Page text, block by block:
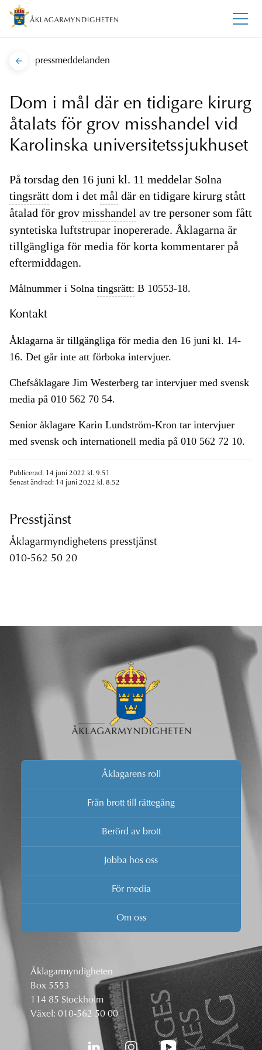
pressmeddelanden
Dom i mål där en tidigare kirurg
åtalats för grov misshandel vid
Karolinska universitetssjukhuset
På torsdag den 16 juni kl. 11 meddelar Solna
tingsrätt dom i det mål där en tidigare kirurg stått
åtalad för grov misshandel av tre personer som fått
syntetiska luftstrupar inopererade. Åklagarna är
tillgängliga för media för korta kommentarer på
eftermiddagen.
Målnummer i Solna tingsrätt: B 10553-18.
Kontakt
Åklagarna är tillgängliga för media den 16 juni kl. 14-
16. Det går inte att förboka intervjuer.
Chefsåklagare Jim Westerberg tar intervjuer med svensk
media på 010 562 70 54.
Senior åklagare Karin Lundström-Kron tar intervjuer
med svensk och internationell media på 010 562 72 10.
Publicerad: 14 juni 2022 kl. 9.51
Senast ändrad: 14 juni 2022 kl. 8.52
Presstjänst
Åklagarmyndighetens presstjänst
010-562 50 20
Åklagarens roll
Från brott till rättegång
Berörd av brott
Jobba hos oss
För media
Om oss
Åklagarmyndigheten
Box 5553
114 85 Stockholm
Växel: 010-562 50 00